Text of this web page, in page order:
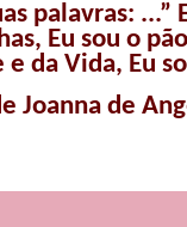
palavras: ...”
Eu sou o
da Vida, Eu
Joanna de